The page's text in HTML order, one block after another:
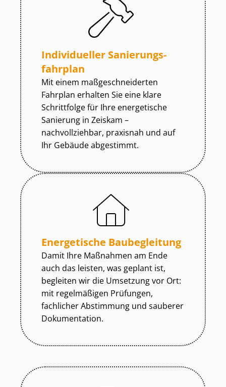
Individueller Sa­nie­rungs­
fahr­plan
Mit einem maß­ge­schnei­der­ten
Fahrplan erhalten Sie eine klare
Schrittfolge für Ihre energetische
Sanierung in Zeiskam –
nachvollziehbar, praxisnah und auf
Ihr Gebäude abgestimmt.
Energetische Baubegleitung
Damit Ihre Maßnahmen am Ende
auch das leisten, was geplant ist,
begleiten wir die Umsetzung vor Ort:
mit regelmäßigen Prüfungen,
fachlicher Abstimmung und sauberer
Dokumentation.